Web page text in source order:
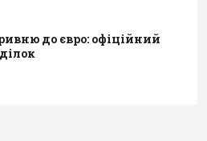
до євро: офіційний